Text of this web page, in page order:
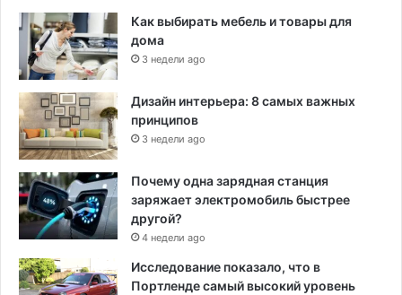
Как выбирать мебель и товары для
дома
3 недели ago
Дизайн интерьера: 8 самых важных
принципов
3 недели ago
Почему одна зарядная станция
заряжает электромобиль быстрее
другой?
4 недели ago
Исследование показало, что в
Портленде самый высокий уровень